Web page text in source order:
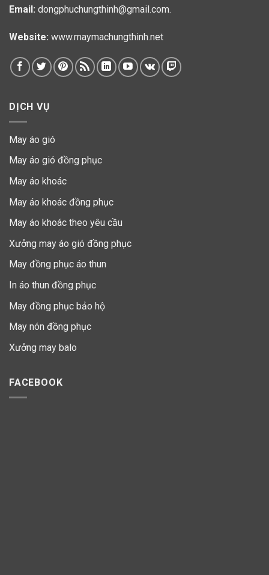
Email: dongphuchungthinh@gmail.com.
Website: www.maymachungthinh.net
DỊCH VỤ
May áo gió
May áo gió đồng phục
May áo khoác
May áo khoác đồng phục
May áo khoác theo yêu cầu
Xưởng may áo gió đồng phục
May đồng phục áo thun
In áo thun đồng phục
May đồng phục bảo hộ
May nón đồng phục
Xưởng may balo
FACEBOOK